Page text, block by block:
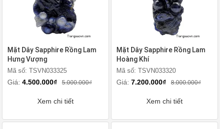
Mặt Dây Sapphire Rồng Lam
Hưng Vượng
Mã số: TSVN033325
Giá: 4.500.000₫ 5.000.000₫
Xem chi tiết
Mặt Dây Sapphire Rồng Lam
Hoàng Khí
Mã số: TSVN033320
Giá: 7.200.000₫ 8.000.000₫
Xem chi tiết